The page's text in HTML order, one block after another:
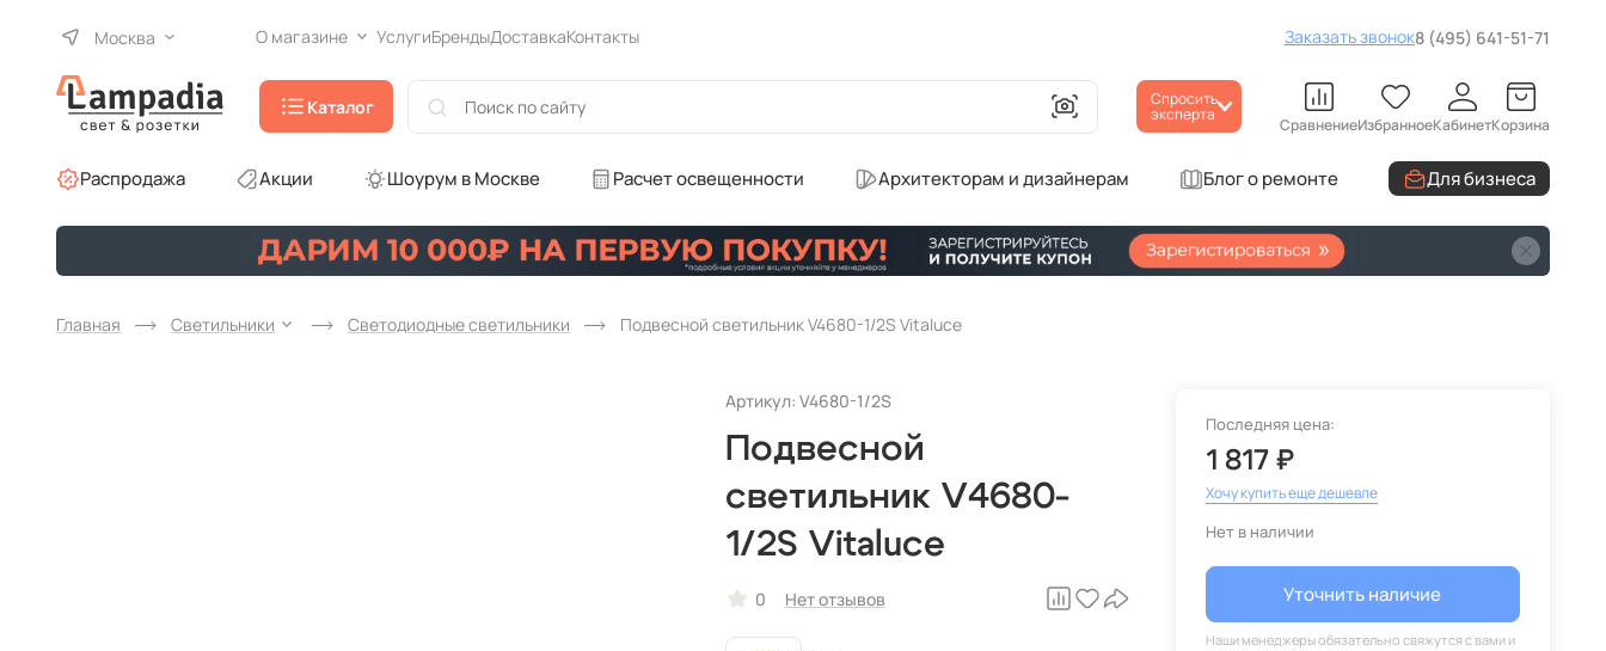
Москва О магазине УслугиБрендыДоставкаКонтакты Заказать звонок8 (495) 641-51-71
Каталог Спросить
эксперта СравнениеИзбранноеКабинетКорзина
Распродажа Акции Шоурум в Москве Расчет освещенности Архитекторам и дизайнерам Блог о ремонте Для бизнеса
Главная Светильники Светодиодные светильники Подвесной светильник V4680-1/2S Vitaluce
Артикул: V4680-1/2S
Подвесной
светильник V4680-
1/2S Vitaluce
0 Нет отзывов
Последняя цена:
1 817 ₽
Хочу купить еще дешевле
Нет в наличии
Уточнить наличие